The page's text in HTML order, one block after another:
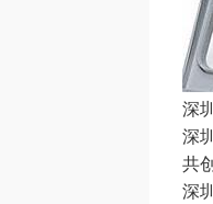
深
深
共
深